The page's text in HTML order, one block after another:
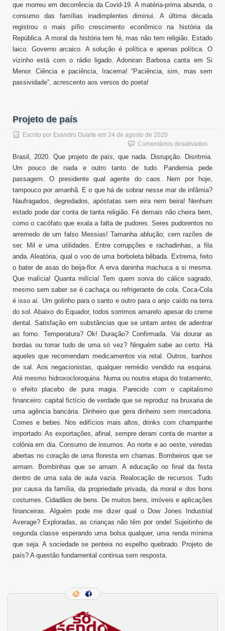
que morreu em decorrência da Covid-19. A matéria-prima abunda, o
consumo das famílias inadimplentes diminui. A última década
registrou o mais pífio crescimento econômico na história da
República. A moral da história tem fé, mas não tem religião. Estado
laico. Governo arcaico. A solução é política e apenas política. O
vizinho está com o rádio ligado. Adoniran Barbosa canta em Si
Menor. Ciência e paciência, Iracema! “Paciência, sim, mas sem
passividade”, acrescento aos versos do poeta!
Projeto de país
Escrito por Evandro Duarte em 24 de agosto de 2020
Comentários desativadosem
país
Brasil, 2020. Que projeto de país, que nada. Disrupção. Disritmia.
Um pouco de nada e outro tanto de tudo. Pandemia pede
passagem. O presidente qual agente do caos. Nem por hoje,
tampouco por amanhã. E o que há de sobrar nesse mar de infâmia?
Naufragados, degredados, apóstatas sem eira nem beira! Nenhum
estado pode dar conta de tanta religião. Fé demais não cheira bem,
como o cacófato que exala a falta de pudores. Seres pudorentos no
arremedo de um falso Messias! Tamanha ablução; cem razões de
ser. Mil e uma utilidades. Entre corrupções e rachadinhas, a fila
anda. Aleatória, qual o voo de uma borboleta bêbada. Extrema, feito
o bater de asas do beija-flor. A erva daninha machuca a si mesma.
Que malícia! Quanta milícia! Tem quem sorva do cálice sagrado,
mesmo sem saber se é cachaça ou refrigerante de cola. Coca-Cola
é isso aí. Um golinho para o santo e outro para o anjo caído na terra
do sol. Abaixo do Equador, todos sorrimos amarelo apesar do creme
dental. Satisfação em substâncias que se untam antes de adentrar
ao forno. Temperatura? Ok! Duração? Confirmada. Vai dourar as
bordas ou torrar tudo de uma só vez? Ninguém sabe ao certo. Há
aqueles que recomendam medicamentos via retal. Outros, banhos
de sal. Aos negacionistas, qualquer remédio vendido na esquina.
Até mesmo hidroxocloroquina. Numa ou noutra etapa do tratamento,
o efeito placebo de pura magia. Parecido com o capitalismo
financeiro: capital fictício de verdade que se reproduz na bruxaria de
uma agência bancária. Dinheiro que gera dinheiro sem mercadoria.
Comes e bebes. Nos edifícios mais altos, drinks com champanhe
importado. As exportações, afinal, sempre deram conta de manter a
colônia em dia. Consumo de insumos. Ao norte e ao oeste, veredas
abertas no coração de uma floresta em chamas. Bombeiros que se
armam. Bombinhas que se amam. A educação no final da festa
dentro de uma sala de aula vazia. Realocação de recursos. Tudo
por causa da família, da propriedade privada, da moral e dos bons
costumes. Cidadãos de bens. De muitos bens, imóveis e aplicações
financeiras. Alguém pode me dizer qual o Dow Jones Industrial
Average? Exploradas, as crianças não têm por onde! Sujeitinho de
segunda classe esperando uma bolsa qualquer, uma renda mínima
que seja. A sociedade se penteia no espelho quebrado. Projeto de
país? A questão fundamental continua sem resposta.